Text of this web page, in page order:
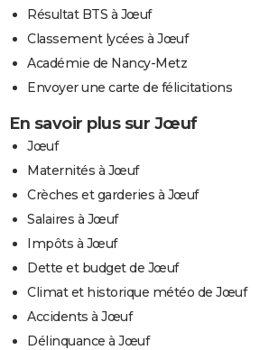
Résultat BTS à Jœuf
Classement lycées à Jœuf
Académie de Nancy-Metz
Envoyer une carte de félicitations
En savoir plus sur Jœuf
Jœuf
Maternités à Jœuf
Crèches et garderies à Jœuf
Salaires à Jœuf
Impôts à Jœuf
Dette et budget de Jœuf
Climat et historique météo de Jœuf
Accidents à Jœuf
Délinquance à Jœuf